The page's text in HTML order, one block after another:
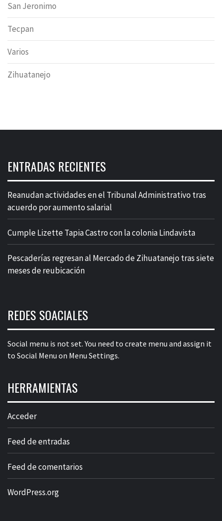
San Jeronimo
Tecpan
Varios
Zihuatanejo
ENTRADAS RECIENTES
Reanudan actividades en el Tribunal Administrativo tras
acuerdo por aumento salarial
Cumple Lizette Tapia Castro con la colonia Lindavista
Pescaderías regresan al Mercado de Zihuatanejo tras siete
meses de reubicación
REDES SOACIALES
Social menu is not set. You need to create menu and assign it
to Social Menu on Menu Settings.
HERRAMIENTAS
Acceder
Feed de entradas
Feed de comentarios
WordPress.org